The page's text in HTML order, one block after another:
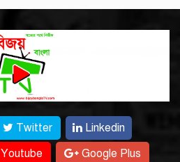
Twitter
Linkedin
Youtube Google Plus